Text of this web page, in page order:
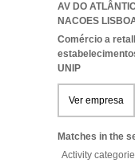
AV DO
NACOES
Comércio a
UNIP
Ver empresa
Matches in the
Activity